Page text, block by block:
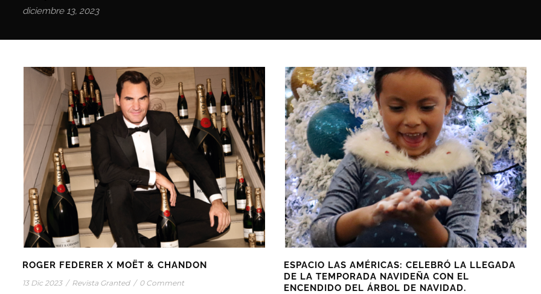
diciembre 13, 2023
ROGER FEDERER X MOËT & CHANDON
13 Dic 2023 / Revista Granted / 0 Comment
ESPACIO LAS AMÉRICAS: CELEBRÓ LA LLEGADA
DE LA TEMPORADA NAVIDEÑA CON EL
ENCENDIDO DEL ÁRBOL DE NAVIDAD.